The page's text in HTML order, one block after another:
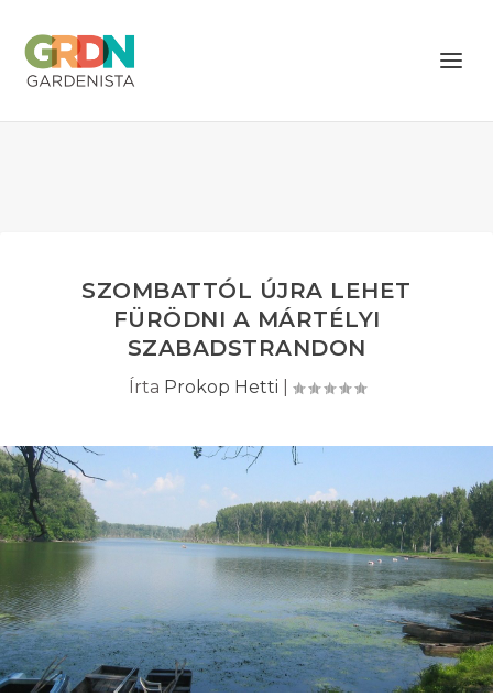
SZOMBATTÓL ÚJRA LEHET
FÜRÖDNI A MÁRTÉLYI
SZABADSTRANDON
Írta Prokop Hetti